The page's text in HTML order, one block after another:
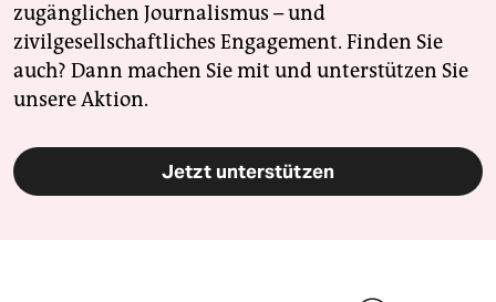
zugänglichen Journalismus – und
zivilgesellschaftliches Engagement. Finden Sie
auch? Dann machen Sie mit und unterstützen Sie
unsere Aktion.
Jetzt unterstützen